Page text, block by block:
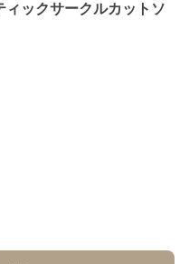
ックサークルカットソ